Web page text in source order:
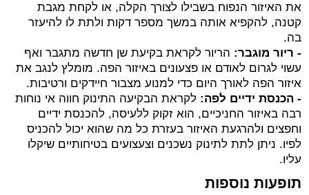
את האיזור הנפוח בשבילו לצורך הקלה, או לקחת מגבת
קטנה, להקפיא אותה במשך מספר דקות ולתת לו להיעזר
בה.
- ריור מוגבר: הריור לקראת בקיעת שן חדשה מתגבר ואף
עשוי לגרום לאודם או פצעונים באיזור הפה. מומלץ לנגב את
איזור הפה לאורך היום כדי למנוע מצבור חיידקים ורטיבות.
- הכנסת ידיים לפה:לקראת הבקיעה התינוק חווה אי נוחות
רבה באיזור החניכיים, הוא זקוק ללעיסה, להכנסת ידיים
וחפצים ולהרגעת האיזור בעזרת כל מה שהוא יכול להכניס
לפיו. ניתן לתת לתינוק נשכנים וצעצועים בטיחותיים שיקלו
עליו.
תופעות נוספות